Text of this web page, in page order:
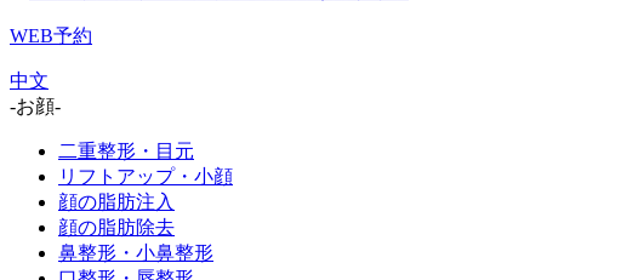
WEB予約
中文
-お顔-
二重整形・目元
リフトアップ・小顔
顔の脂肪注入
顔の脂肪除去
鼻整形・小鼻整形